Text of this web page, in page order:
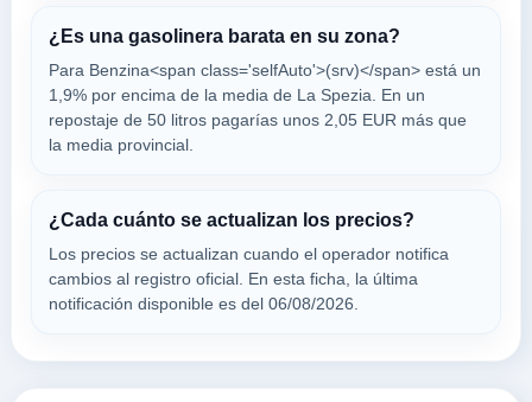
a 3.56 Km
Via Cisa Sud 498
SANTO STEFANO DI MAGRA,
19020
VER PRECIOS
Via G.carducci 160
LA SPEZIA,
19020
VER PRECIOS
¿Es una gasolinera barata en su zona?
Para Benzina<span class='selfAuto'>(srv)</span> está un
1,9% por encima de la media de La Spezia. En un
repostaje de 50 litros pagarías unos 2,05 EUR más que
la media provincial.
¿Cada cuánto se actualizan los precios?
Los precios se actualizan cuando el operador notifica
cambios al registro oficial. En esta ficha, la última
notificación disponible es del 06/08/2026.